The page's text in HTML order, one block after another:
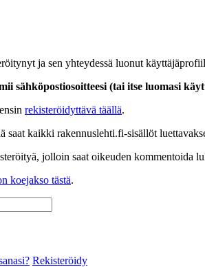
ja sen yhteydessä luonut
sähköpostiosoitteesi (tai itse luomasi
rekisteröidyttävä täällä.
saat kaikki rakennuslehti.fi-sisällöt
jolloin saat oikeuden kommentoida
koejakso tästä.
Rekisteröidy